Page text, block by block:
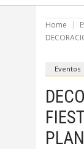
Home
Eventos